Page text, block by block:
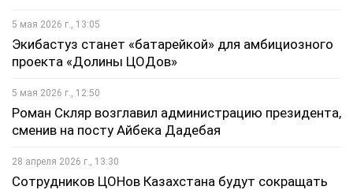
5 мая 2026 г., 13:05
Экибастуз станет «батарейкой» для амбициозного
проекта «Долины ЦОДов»
5 мая 2026 г., 12:50
Роман Скляр возглавил администрацию президента,
сменив на посту Айбека Дадебая
28 апреля 2026 г., 13:30
Сотрудников ЦОНов Казахстана будут сокращать